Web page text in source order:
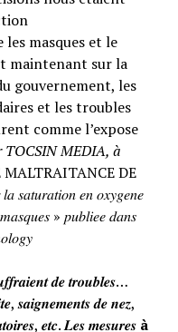
masques et le
maintenant sur la
gouvernement, les
et les troubles
comme l’expose
TOCSIN MEDIA, à
MALTRAITANCE DE
𝑠𝑎𝑡𝑢𝑟𝑎𝑡𝑖𝑜𝑛 𝑒𝑛 𝑜𝑥𝑦𝑔𝑒𝑛𝑒
» 𝑝𝑢𝑏𝑙𝑖𝑒𝑒 𝑑𝑎𝑛𝑠
𝒅𝒆 𝒕𝒓𝒐𝒖𝒃𝒍𝒆𝒔…
𝒔𝒂𝒊𝒈𝒏𝒆𝒎𝒆𝒏𝒕𝒔 𝒅𝒆 𝒏𝒆𝒛,
𝒆𝒕𝒄. 𝑳𝒆𝒔 𝒎𝒆𝒔𝒖𝒓𝒆𝒔 à